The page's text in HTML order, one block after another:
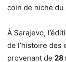
coin de niche du
À Sarajevo,
de l’histoire des
provenant de 28